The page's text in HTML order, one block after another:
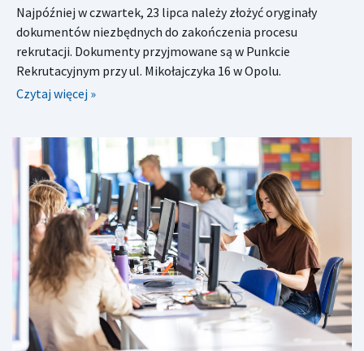
Najpóźniej w czwartek, 23 lipca należy złożyć oryginały
dokumentów niezbędnych do zakończenia procesu
rekrutacji. Dokumenty przyjmowane są w Punkcie
Rekrutacyjnym przy ul. Mikołajczyka 16 w Opolu.
Czytaj więcej »